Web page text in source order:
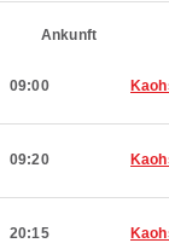
Ankunft
09:00
09:20
20:15